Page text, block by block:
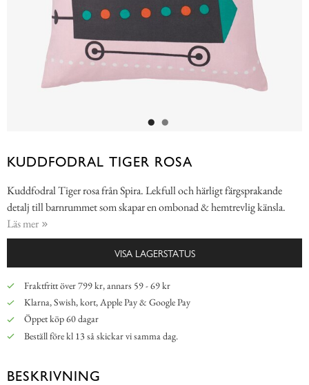
KUDDFODRAL TIGER ROSA
Kuddfodral Tiger rosa från Spira. Lekfull och härligt färgsprakande
detalj till barnrummet som skapar en ombonad & hemtrevlig känsla.
Läs mer
VISA LAGERSTATUS
Fraktfritt över 799 kr, annars 59 - 69 kr
Klarna, Swish, kort, Apple Pay & Google Pay
Öppet köp 60 dagar
Beställ före kl 13 så skickar vi samma dag.
BESKRIVNING